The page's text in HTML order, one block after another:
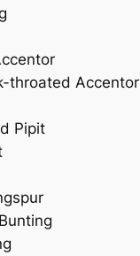
throated Accentor
Pipit